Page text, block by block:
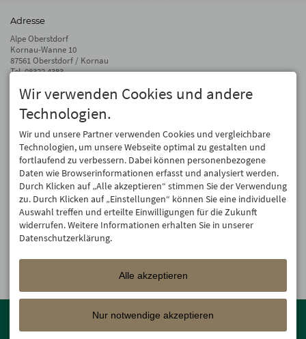
Adresse
Alpe Oberstdorf
Kornau-Wanne 10
87561 Oberstdorf / Kornau
Tel.08322 4383
info@alpe-oberstdorf.de
Auf dem Laufenden bleiben
Wir geben Deine E-Mail-Adresse nicht weiter. Wir mögen auch keinen Spam.
Versprochen! Eine Abmeldung ist jederzeit möglich.
Anmelden
Mitglied der Oberstdorf Resort
Familien mit den schönsten
Urlaubsunterkünften von der Berghütte bis zum 4-Sterne Superior
Wir verwenden Cookies und andere
Technologien.
Wir und unsere Partner verwenden Cookies und vergleichbare
Technologien, um unsere Webseite optimal zu gestalten und
fortlaufend zu verbessern. Dabei können personenbezogene
Daten wie Browserinformationen erfasst und analysiert werden.
Durch Klicken auf „Alle akzeptieren“ stimmen Sie der Verwendung
zu. Durch Klicken auf „Einstellungen“ können Sie eine individuelle
Auswahl treffen und erteilte Einwilligungen für die Zukunft
widerrufen. Weitere Informationen erhalten Sie in unserer
Datenschutzerklärung.
Alle akzeptieren
Nur notwendige akzeptieren